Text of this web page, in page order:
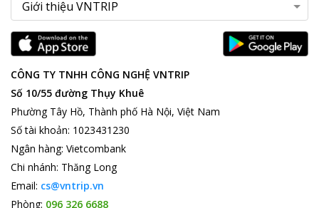
CÔNG TY TNHH CÔNG NGHỆ VNTRIP
Số 10/55 đường Thụy Khuê
Phường Tây Hồ, Thành phố Hà Nội, Việt Nam
Số tài khoản: 1023431230
Ngân hàng: Vietcombank
Chi nhánh: Thăng Long
Email: cs@vntrip.vn
Phòng: 096 326 6688